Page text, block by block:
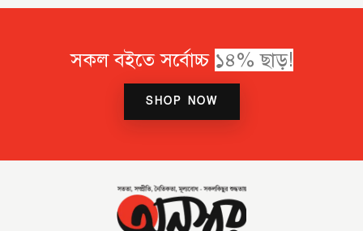
সকল বইতে সর্বোচ্চ ১৪% ছড়!
SHOP NOW